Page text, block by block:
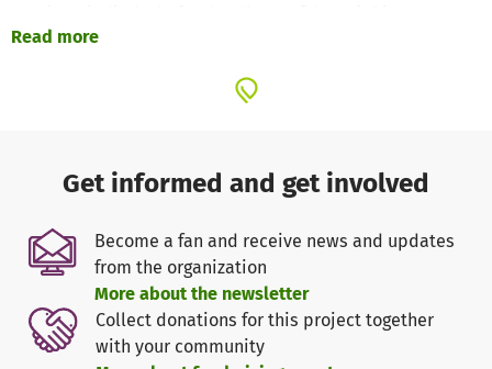
Leidtragenden sind oft die Kinder, da diese Familien
haben als Hartz 4 - Leistungsempfänger.
Armutsschwelle rutschen, können beispielsweise
folgende sein:
- Familien mit wenig Einkommen und mehreren
Geschwistern an verschiedenen Wohnorten,
- Familien mit Fluchthintergrund in der Integrationsphase
- Pflege von Angehörigen ohne Pflegestufe,
- erhöhter Förderbedarf, Antragsverfahren mit
ausstehender Bewilligung,
Read more
Get informed and get involved
Become a fan and receive news and updates
from the organization
More about the newsletter
Collect donations for this project together
with your community